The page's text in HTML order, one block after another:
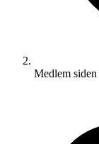
Medlem siden